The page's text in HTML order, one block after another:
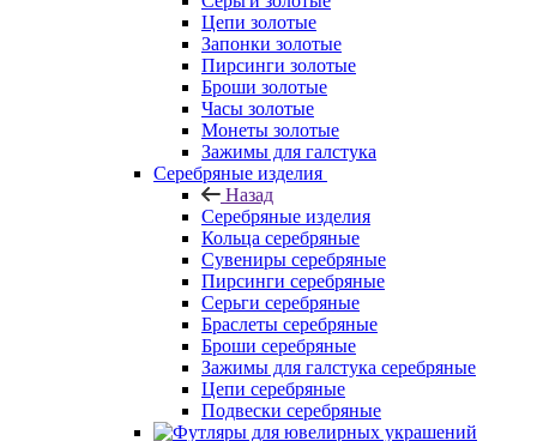
Цепи золотые
Запонки золотые
Пирсинги золотые
Броши золотые
Часы золотые
Монеты золотые
Зажимы для галстука
Серебряные изделия
Назад
Серебряные изделия
Кольца серебряные
Сувениры серебряные
Пирсинги серебряные
Серьги серебряные
Браслеты серебряные
Броши серебряные
Зажимы для галстука серебряные
Цепи серебряные
Подвески серебряные